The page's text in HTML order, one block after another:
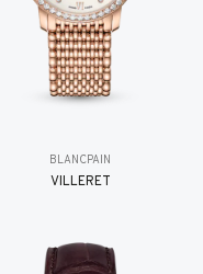
BLANCPAIN
VILLERET